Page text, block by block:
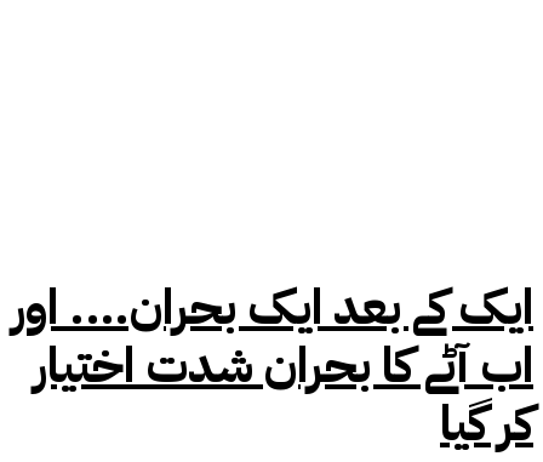
ایک کے بعد ایک بحران…. اور
اب آٹے کا بحران شدت اختیار
کر گیا